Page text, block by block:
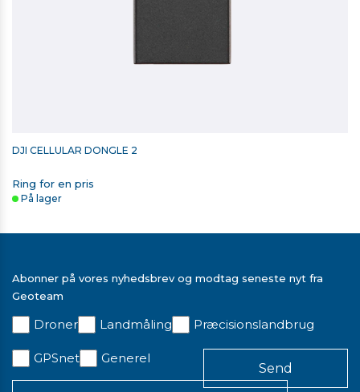
DJI CELLULAR DONGLE 2
Ring for en pris
På lager
Abonner på vores nyhedsbrev og modtag seneste nyt fra
Geoteam
Droner Landmåling Præcisionslandbrug
GPSnet Generel